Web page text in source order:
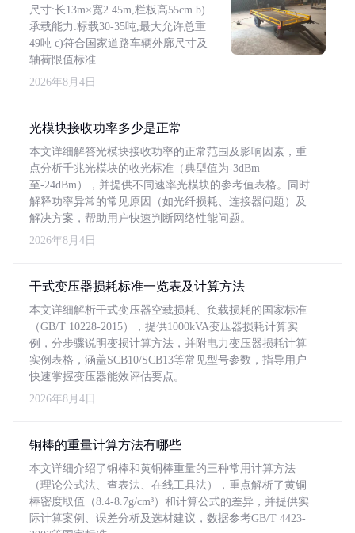
尺寸:长13m×宽2.45m,栏板高55cm b)
承载能力:标载30-35吨,最大允许总重
49吨 c)符合国家道路车辆外廓尺寸及
轴荷限值标准
2026年8月4日
光模块接收功率多少是正常
本文详细解答光模块接收功率的正常范围及影响因素，重
点分析千兆光模块的收光标准（典型值为-3dBm
至-24dBm），并提供不同速率光模块的参考值表格。同时
解释功率异常的常见原因（如光纤损耗、连接器问题）及
解决方案，帮助用户快速判断网络性能问题。
2026年8月4日
干式变压器损耗标准一览表及计算方法
本文详细解析干式变压器空载损耗、负载损耗的国家标准
（GB/T 10228-2015），提供1000kVA变压器损耗计算实
例，分步骤说明变损计算方法，并附电力变压器损耗计算
实例表格，涵盖SCB10/SCB13等常见型号参数，指导用户
快速掌握变压器能效评估要点。
2026年8月4日
铜棒的重量计算方法有哪些
本文详细介绍了铜棒和黄铜棒重量的三种常用计算方法
（理论公式法、查表法、在线工具法），重点解析了黄铜
棒密度取值（8.4-8.7g/cm³）和计算公式的差异，并提供实
际计算案例、误差分析及选材建议，数据参考GB/T 4423-